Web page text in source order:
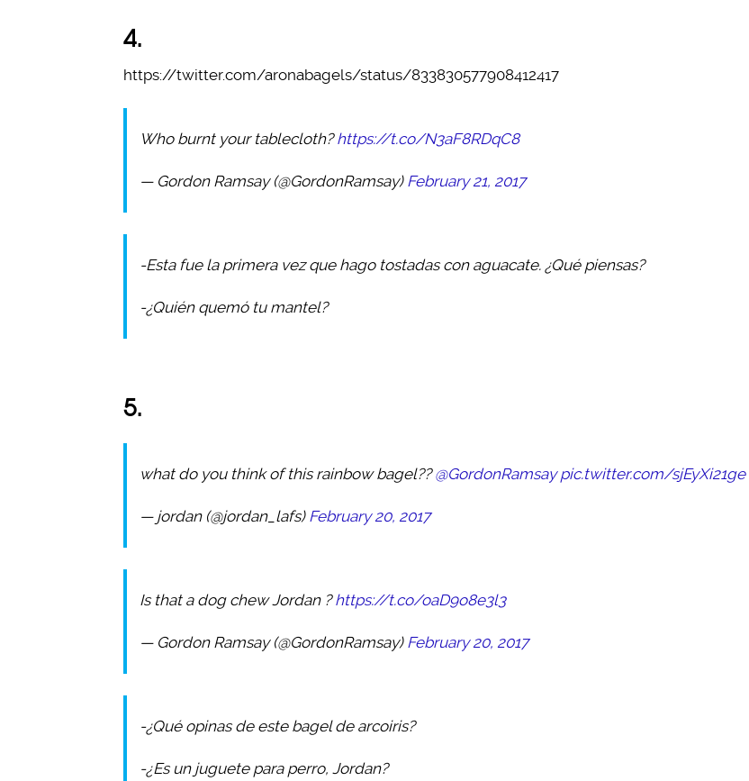
4.
https://twitter.com/aronabagels/status/833830577908412417
Who burnt your tablecloth?https://t.co/N3aF8RDqC8
— Gordon Ramsay (@GordonRamsay) February 21, 2017
-Esta fue la primera vez que hago tostadas con aguacate. ¿Qué piensas?
-¿Quién quemó tu mantel?
5.
what do you think of this rainbow bagel??@GordonRamsay pic.twitter.com/sjEyXi21ge
— jordan (@jordan_lafs) February 20, 2017
Is that a dog chew Jordan ?https://t.co/oaD9o8e3l3
— Gordon Ramsay (@GordonRamsay) February 20, 2017
-¿Qué opinas de este bagel de arcoiris?
-¿Es un juguete para perro, Jordan?